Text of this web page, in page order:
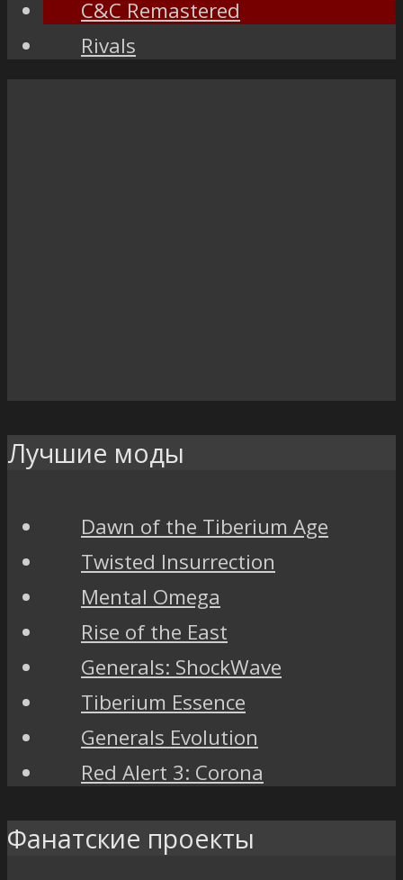
C&C Remastered
Rivals
Лучшие моды
Dawn of the Tiberium Age
Twisted Insurrection
Mental Omega
Rise of the East
Generals: ShockWave
Tiberium Essence
Generals Evolution
Red Alert 3: Corona
Фанатские проекты